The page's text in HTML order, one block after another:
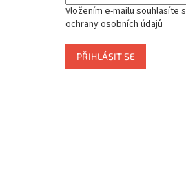
Vložením e-mailu souhlasíte s
ochrany osobních údajů
PŘIHLÁSIT SE